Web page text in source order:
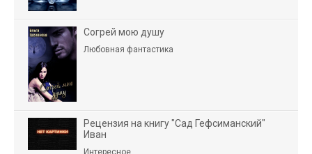
Согрей мою душу
Любовная фантастика
Рецензия на книгу "Сад Гефсиманский"
Иван
Интересное